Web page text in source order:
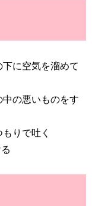
に空気を溜めて
の悪いものをす
りで吐く